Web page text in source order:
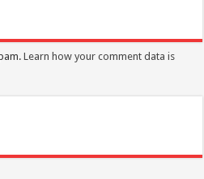
Learn how your comment data is